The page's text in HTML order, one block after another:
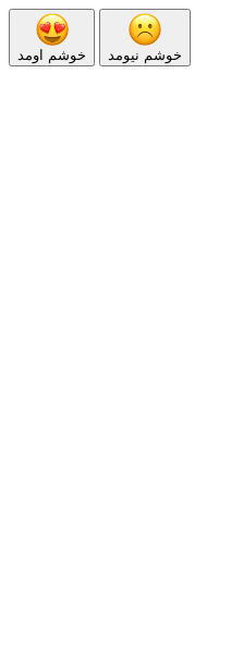
خوشم اومد خوشم نیومد